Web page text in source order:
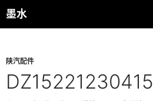
跳
至
墨水
搜
索
陕汽配件
DZ15221230415